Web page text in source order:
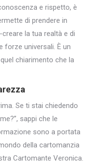
e rispetto, è
di prendere in
la tua realtà e di
forze universali. È un
chiarimento che la
Se ti stai chiedendo
sappi che le
sono a portata
della cartomanzia
Cartomante Veronica.